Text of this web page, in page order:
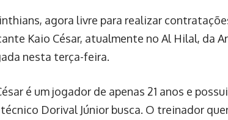
agora livre para realizar
Kaio César, atualmente no Al Hilal, da
nesta terça-feira.
é um jogador de apenas 21 anos e
Dorival Júnior busca. O treinador